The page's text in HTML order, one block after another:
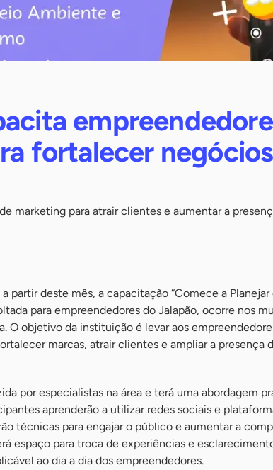
fortalecer
marketing para atrair clientes e aumentar a
partir deste mês, a capacitação “Comece a
para empreendedores do Jalapão, ocorre nos
O objetivo da instituição é levar aos
marcas, atrair clientes e ampliar a presença
por especialistas na área e terá uma abordagem
aprenderão a utilizar redes sociais e
técnicas para engajar o público e aumentar a
espaço para troca de experiências e
ao dia a dia dos empreendedores.